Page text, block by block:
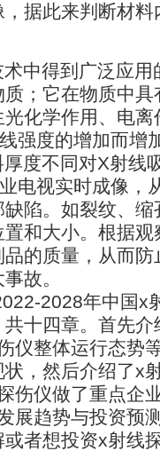
据此来判断材
得到广泛应用
；它在物质中
化学作用、电
强度的增加而增
不同对X射线
电视实时成像，
陷。如裂纹、
和大小。根据
的质量，从而
故。
2028年中国x
十四章。首先
仪整体运行态势
，然后介绍了x
伤仪做了重点企
展趋势与投资预
者想投资x射线